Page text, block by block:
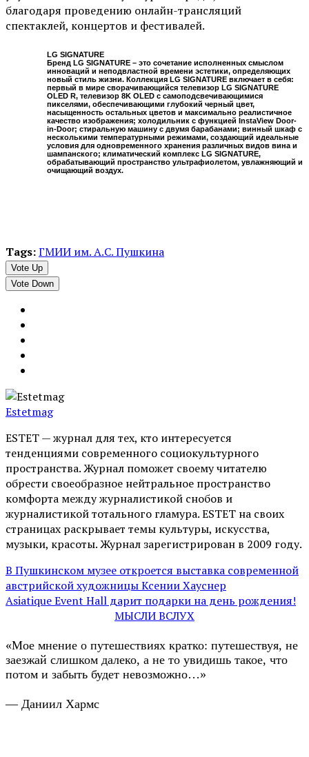
благодаря проведению онлайн-трансляций
спектаклей, концертов и фестивалей.
LG SIGNATURE
Бренд LG SIGNATURE – это сочетание исполненных смыслом
инноваций и неподвластной времени эстетики, определяющих
новый стиль жизни. Коллекция LG SIGNATURE включает в себя:
первый в мире сворачивающийся телевизор LG SIGNATURE
OLED R, телевизор 8K OLED с самоподсвечивающимися
пикселями, обеспечивающими глубокий черный цвет,
насыщенность остальных цветов и максимально реалистичное
качество изображения; холодильник с функцией InstaView Door-
in-Door; стиральную машину с двумя барабанами; винный шкаф с
несколькими температурными режимами, создающий идеальные
условия для одновременного хранения различных видов вина и
шампанского; климатический комплекс LG SIGNATURE,
обрабатывающий пространство ультрафиолетом, увлажняющий и
очищающий воздух.
Tags:ГМИИ им. А.С. Пушкина
Vote Up
Vote Down
Estetmag
ESTET — журнал для тех, кто интересуeтся
тенденциями современного социокультурного
пространства. Журнал поможет своему читателю
обрести своеобразное нейтральное пространство
комфорта между журналистикой снобов и
журналистикой тотального гламура. ESTET на своих
страницах раскрывает темы культуры, искусства,
музыки, красоты. Журнал зарегистрирован в 2009 году.
В Пушкинском музее откроется выставка современной
австрийской художницы Ксении Хауснер
Asiatique Event Hall дарит подарки на день рождения!
МЫСЛИ ВСЛУХ
«Мое мнение о путешествиях кратко: путешествуя, не
заезжай слишком далеко, а не то увидишь такое, что
потом и забыть будет невозможно…»
— Даниил Хармс